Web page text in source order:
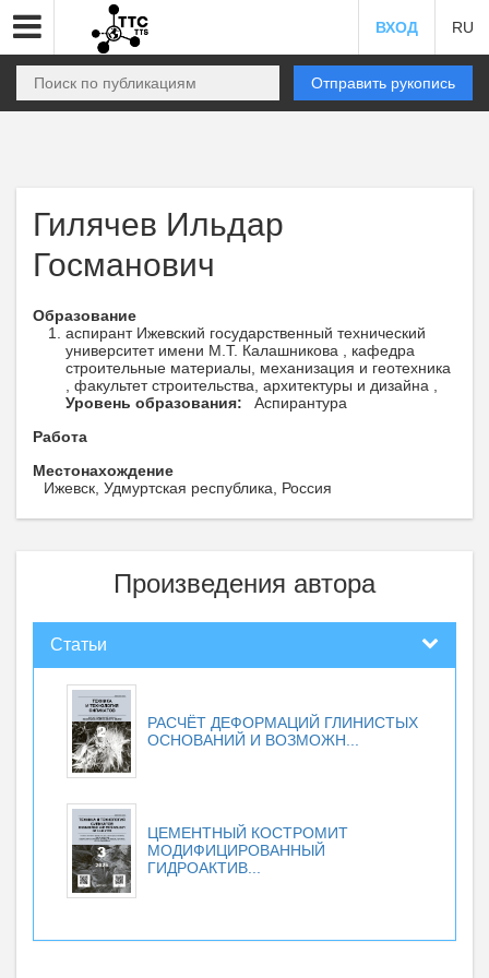
ВХОД RU
Отправить рукопись
Гилячев Ильдар
Госманович
Образование
аспирант Ижевский государственный технический
университет имени М.Т. Калашникова , кафедра
строительные материалы, механизация и геотехника
, факультет строительства, архитектуры и дизайна ,
Уровень образования:
Аспирантура
Работа
Местонахождение
Ижевск, Удмуртская республика, Россия
Произведения автора
Статьи
РАСЧЁТ ДЕФОРМАЦИЙ ГЛИНИСТЫХ
ОСНОВАНИЙ И ВОЗМОЖН...
ЦЕМЕНТНЫЙ КОСТРОМИТ
МОДИФИЦИРОВАННЫЙ
ГИДРОАКТИВ...